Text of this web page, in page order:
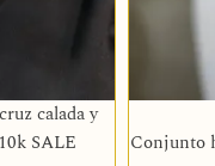
calada y
SALE
Conjunto